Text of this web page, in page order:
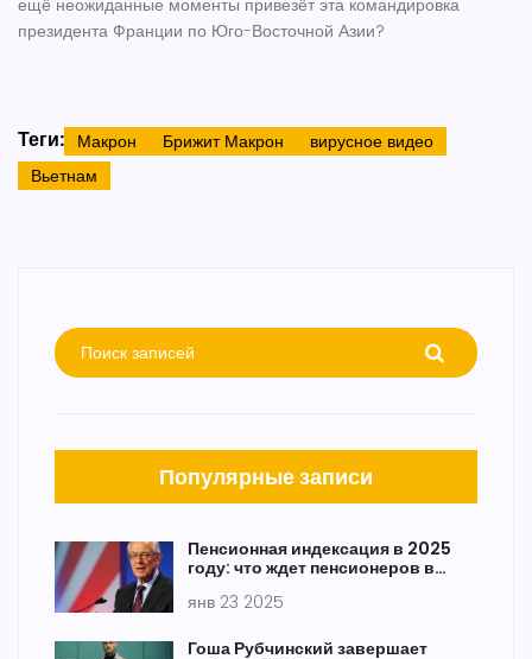
ещё неожиданные моменты привезёт эта командировка
президента Франции по Юго-Восточной Азии?
Теги: Макрон Брижит Макрон
вирусное видео
Вьетнам
Популярные записи
Пенсионная индексация в 2025
году: что ждет пенсионеров в
янв 23 2025
Гоша Рубчинский завершает